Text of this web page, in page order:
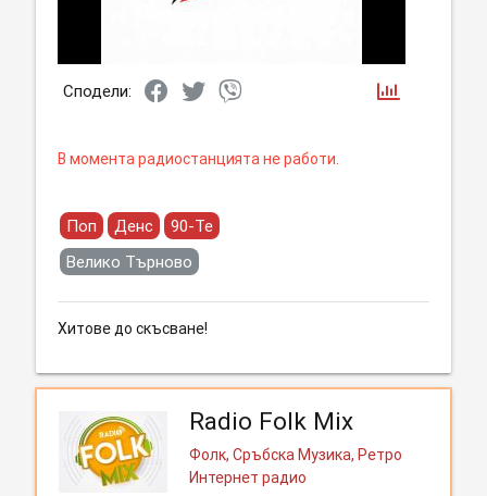
Сподели:
В момента радиостанцията не работи.
Поп Денс
90-Те
Велико Търново
Хитове до скъсване!
Radio Folk Mix
Фолк, Сръбска Музика, Ретро
Интернет радио